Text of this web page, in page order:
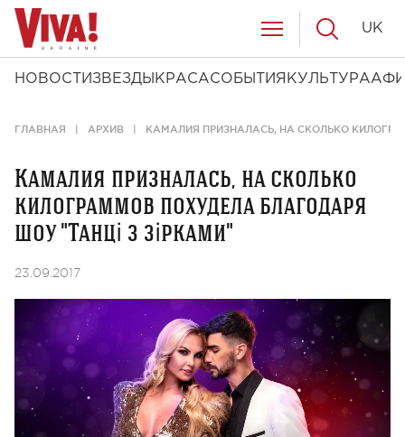
НОВОСТИ ЗВЕЗДЫ КРАСАСОБЫТИЯ КУЛЬТУРА
UK
ГЛАВНАЯ АРХИВ КАМАЛИЯ ПРИЗНАЛАСЬ, НА СКОЛЬКО
Камалия призналась, на сколько
килограммов похудела благодаря
шоу "Танці з зірками"
23.09.2017